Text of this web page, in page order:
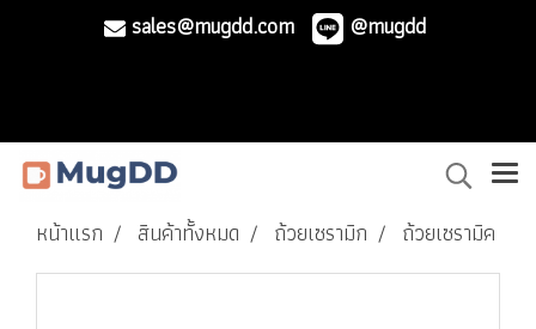
sales@mugdd.com @mugdd
หน้าแรก สินค้าทั้งหมด ถ้วยเซรามิก ถ้วยเซรามิค